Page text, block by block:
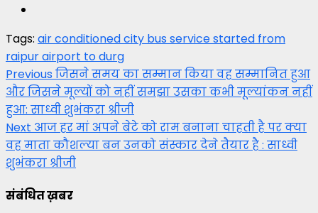
Tags: air conditioned city bus service started from
raipur airport to durg
Post
navigation
Previousजिसने समय का सम्मान किया वह सम्मानित हुआ
और जिसने मूल्यों को नहीं समझा उसका कभी मूल्यांकन नहीं
हुआ: साध्वी शुभंकरा श्रीजी
Next आज हर मां अपने बेटे को राम बनाना चाहती है पर क्या
वह माता कौशल्या बन उनको संस्कार देने तैयार है : साध्वी
शुभंकरा श्रीजी
संबंधित ख़बर